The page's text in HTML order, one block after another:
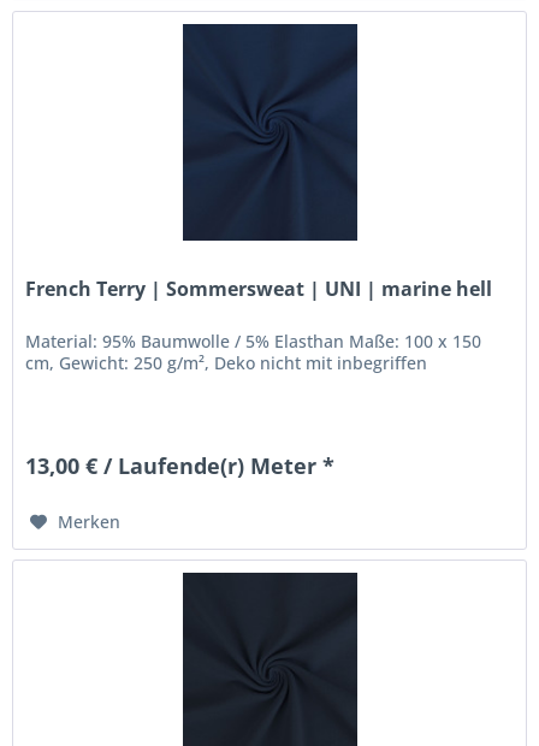
French Terry | Sommersweat | UNI | marine hell
Material: 95% Baumwolle / 5% Elasthan Maße: 100 x 150
cm, Gewicht: 250 g/m², Deko nicht mit inbegriffen
13,00 € / Laufende(r) Meter *
Merken